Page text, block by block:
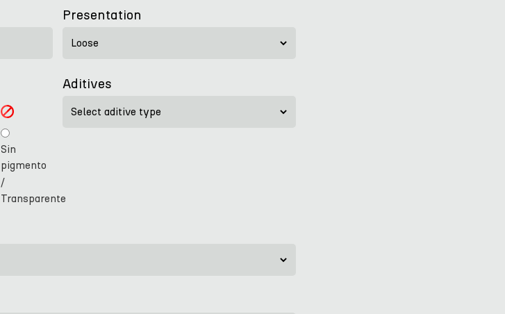
Presentation
Sin
pigmento
/
Transparente
Aditives